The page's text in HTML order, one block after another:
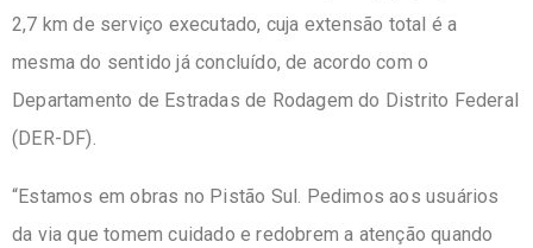
2,7 km de serviço executado, cuja extensão total é a
mesma do sentido já concluído, de acordo com o
Departamento de Estradas de Rodagem do Distrito Federal
(DER-DF).
“Estamos em obras no Pistão Sul. Pedimos aos usuários
da via que tomem cuidado e redobrem a atenção quando